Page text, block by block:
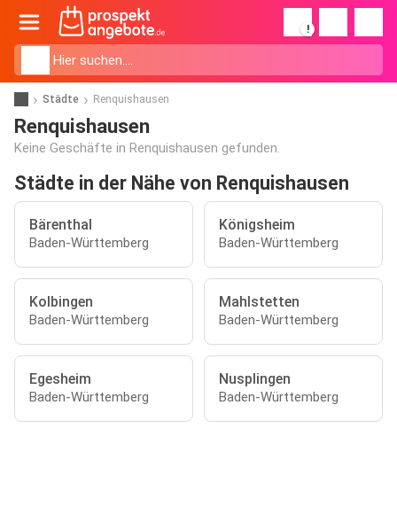
!
Städte Renquishausen
Renquishausen
Keine Geschäfte in Renquishausen gefunden.
Städte in der Nähe von Renquishausen
Bärenthal
Baden-Württemberg
Königsheim
Baden-Württemberg
Kolbingen
Baden-Württemberg
Mahlstetten
Baden-Württemberg
Egesheim
Baden-Württemberg
Nusplingen
Baden-Württemberg